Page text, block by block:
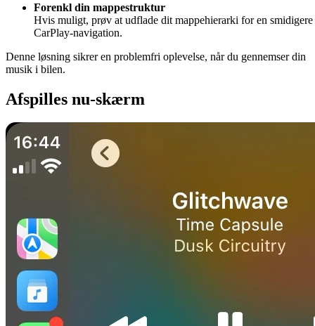
Forenkl din mappestruktur
Hvis muligt, prøv at udflade dit mappehierarki for en smidigere
CarPlay-navigation.
Denne løsning sikrer en problemfri oplevelse, når du gennemser din
musik i bilen.
Afspilles nu-skærm